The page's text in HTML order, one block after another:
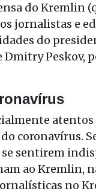
do Kremlin
jornalistas e
do
Dmitry Peskov,
atentos
coronavírus.
sentirem
ao Kremlin,
no